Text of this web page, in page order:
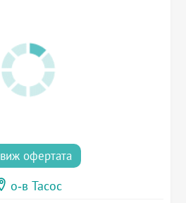
виж офертата
о-в Тасос